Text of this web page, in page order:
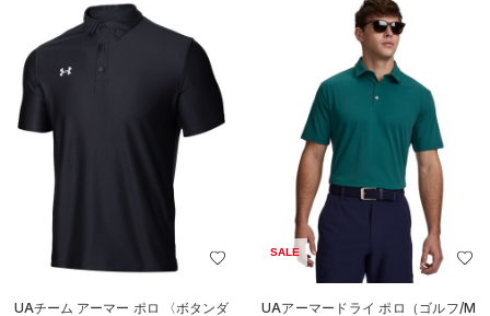
UAチーム アーマー ポロ 〈ボタンダ
SALE
UAアーマードライ ポロ（ゴルフ/M